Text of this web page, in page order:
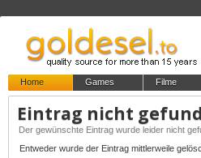
Home Games Filme
Eintrag nicht
Der gewünschte Eintrag wurde leider nicht
Entweder wurde der Eintrag mittlerweile